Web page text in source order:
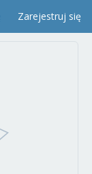
Zarejestruj się